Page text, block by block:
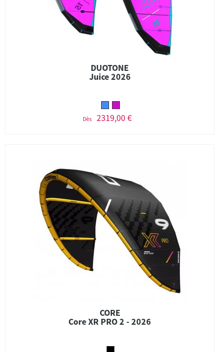
DUOTONE
Juice 2026
Dès 2319,00 €
CORE
Core XR PRO 2 - 2026